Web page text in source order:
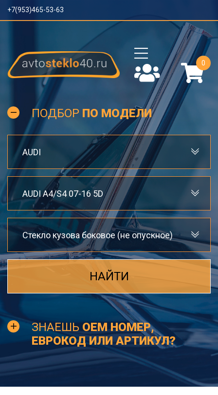
+7(953)465-53-63
0
ПОДБОР ПО МОДЕЛИ
AUDI
AUDI A4/S4 07-16 5D
Стекло кузова боковое (не опускное)
НАЙТИ
ЗНАЕШЬ OEM НОМЕР,
ЕВРОКОД ИЛИ АРТИКУЛ?